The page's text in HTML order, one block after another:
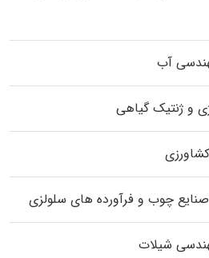
آب
و ژنتیک گیاهی
چوب و فرآورده‌ های سلولزی
شیلات